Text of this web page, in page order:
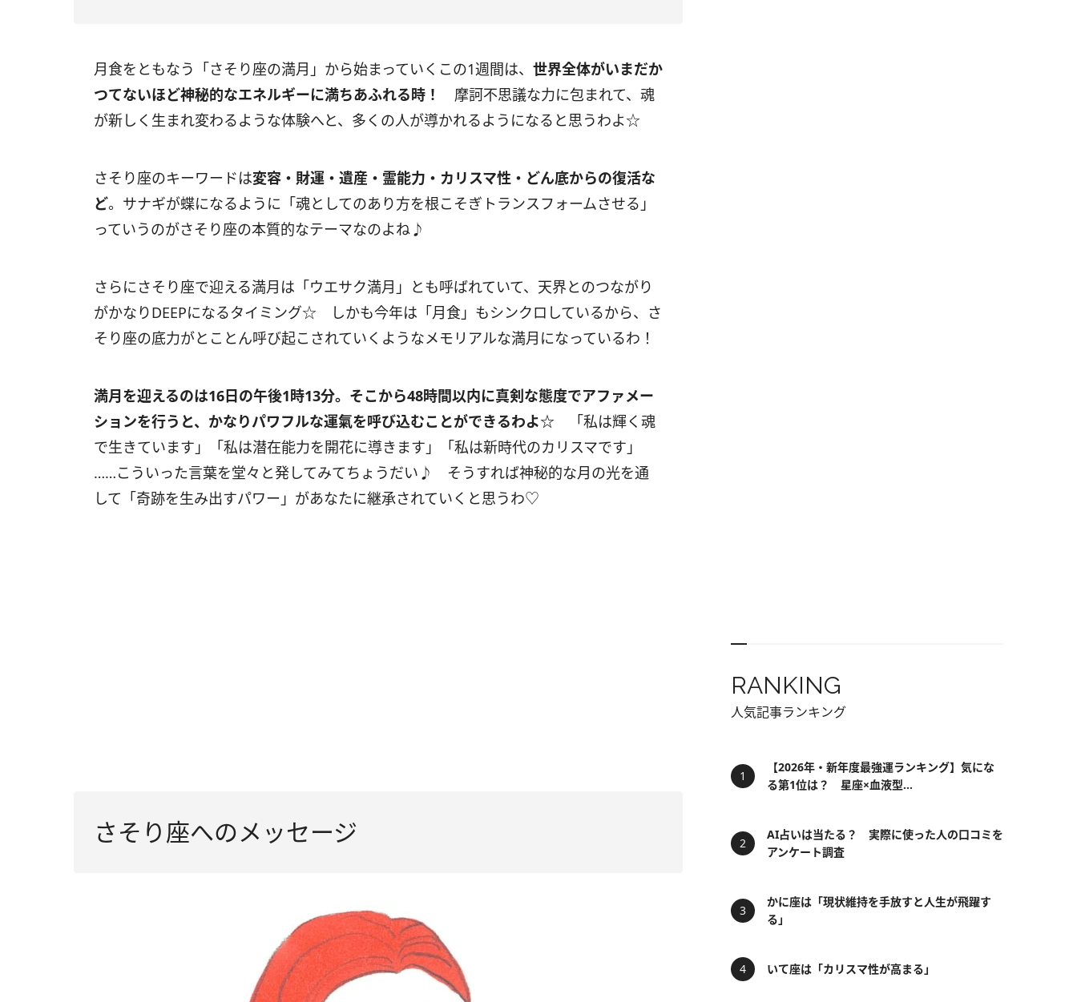
月食をともなう「さそり座の満月」から始まっていくこの1週間は、 世界全体がいまだか
つてないほど神秘的なエネルギーに満ちあふれる時！ 摩訶不思議な力に包まれて、魂
が新しく生まれ変わるような体験へと、多くの人が導かれるようになると思うわよ☆
さそり座のキーワードは変容・財運・遺産・霊能力・カリスマ性・どん底からの復活な
ど。サナギが蝶になるように「魂としてのあり方を根こそぎトランスフォームさせる」
っていうのがさそり座の本質的なテーマなのよね♪
さらにさそり座で迎える満月は「ウエサク満月」とも呼ばれていて、天界とのつながり
がかなりDEEPになるタイミング☆ しかも今年は「月食」もシンクロしているから、さ
そり座の底力がとことん呼び起こされていくようなメモリアルな満月になっているわ！
満月を迎えるのは16日の午後1時13分。そこから48時間以内に真剣な態度でアファメー
ションを行うと、かなりパワフルな運氣を呼び込むことができるわよ☆ 「私は輝く魂
で生きています」「私は潜在能力を開花に導きます」「私は新時代のカリスマです」
……こういった言葉を堂々と発してみてちょうだい♪ そうすれば神秘的な月の光を通
して「奇跡を生み出すパワー」があなたに継承されていくと思うわ♡
さそり座へのメッセージ
RANKING
人気記事ランキング
【2026年・新年度最強運ランキング】気にな
る第1位は？ 星座×血液型...
AI占いは当たる？ 実際に使った人の口コミを
アンケート調査
かに座は「現状維持を手放すと人生が飛躍す
る」
いて座は「カリスマ性が高まる」